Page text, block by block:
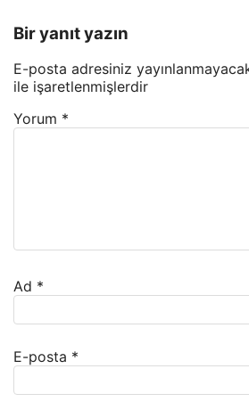
Bir yanıt yazın
E-posta adresiniz
ile işaretlenmişlerdir
Yorum *
Ad *
E-posta *